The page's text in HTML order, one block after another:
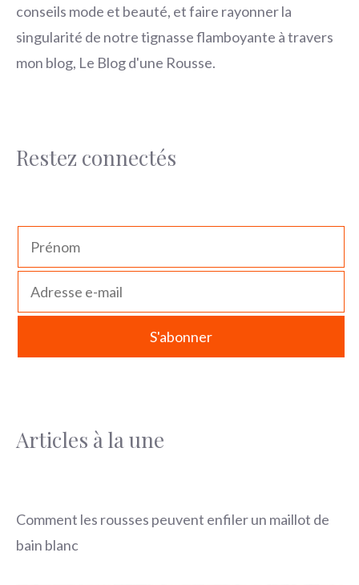
conseils mode et beauté, et faire rayonner la
singularité de notre tignasse flamboyante à travers
mon blog, Le Blog d'une Rousse.
Restez connectés
Articles à la une
Comment les rousses peuvent enfiler un maillot de
bain blanc